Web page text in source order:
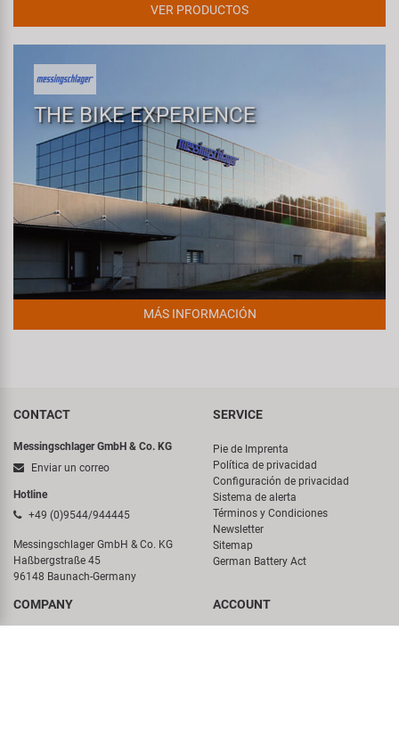
VER PRODUCTOS
THE BIKE EXPERIENCE
MÁS INFORMACIÓN
CONTACT
Messingschlager GmbH & Co. KG
Enviar un correo
Hotline
+49 (0)9544/944445
Messingschlager GmbH & Co. KG
Haßbergstraße 45
96148 Baunach-Germany
SERVICE
Pie de Imprenta
Política de privacidad
Configuración de privacidad
Sistema de alerta
Términos y Condiciones
Newsletter
Sitemap
German Battery Act
COMPANY ACCOUNT